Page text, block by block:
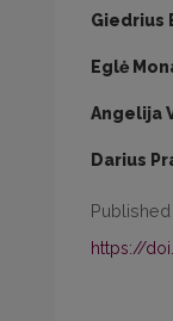
Giedrius
Eglė
Angelija
Darius
https://